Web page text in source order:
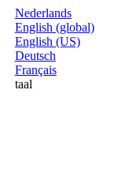
Nederlands
English (global)
English (US)
Deutsch
Français
taal